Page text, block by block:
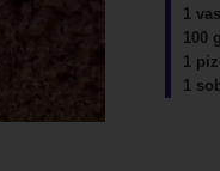
1
100
1
1